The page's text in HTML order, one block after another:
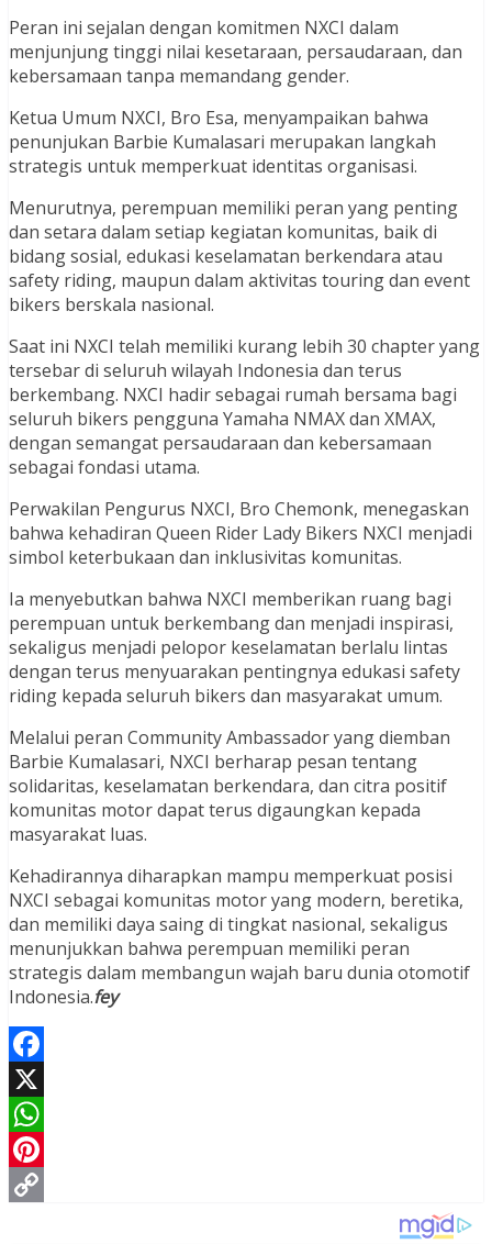
Peran ini sejalan dengan komitmen NXCI dalam
menjunjung tinggi nilai kesetaraan, persaudaraan, dan
kebersamaan tanpa memandang gender.
Ketua Umum NXCI, Bro Esa, menyampaikan bahwa
penunjukan Barbie Kumalasari merupakan langkah
strategis untuk memperkuat identitas organisasi.
Menurutnya, perempuan memiliki peran yang penting
dan setara dalam setiap kegiatan komunitas, baik di
bidang sosial, edukasi keselamatan berkendara atau
safety riding, maupun dalam aktivitas touring dan event
bikers berskala nasional.
Saat ini NXCI telah memiliki kurang lebih 30 chapter yang
tersebar di seluruh wilayah Indonesia dan terus
berkembang. NXCI hadir sebagai rumah bersama bagi
seluruh bikers pengguna Yamaha NMAX dan XMAX,
dengan semangat persaudaraan dan kebersamaan
sebagai fondasi utama.
Perwakilan Pengurus NXCI, Bro Chemonk, menegaskan
bahwa kehadiran Queen Rider Lady Bikers NXCI menjadi
simbol keterbukaan dan inklusivitas komunitas.
Ia menyebutkan bahwa NXCI memberikan ruang bagi
perempuan untuk berkembang dan menjadi inspirasi,
sekaligus menjadi pelopor keselamatan berlalu lintas
dengan terus menyuarakan pentingnya edukasi safety
riding kepada seluruh bikers dan masyarakat umum.
Melalui peran Community Ambassador yang diemban
Barbie Kumalasari, NXCI berharap pesan tentang
solidaritas, keselamatan berkendara, dan citra positif
komunitas motor dapat terus digaungkan kepada
masyarakat luas.
Kehadirannya diharapkan mampu memperkuat posisi
NXCI sebagai komunitas motor yang modern, beretika,
dan memiliki daya saing di tingkat nasional, sekaligus
menunjukkan bahwa perempuan memiliki peran
strategis dalam membangun wajah baru dunia otomotif
Indonesia.fey
Facebook
X
WhatsApp
Pinterest